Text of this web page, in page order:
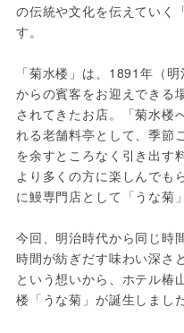
の伝統や文化を伝えていく
す。
「菊水楼」は、1891年（
からの賓客をお迎えできる
されてきたお店。「菊水楼
れる老舗料亭として、季節
を余すところなく引き出す
より多くの方に楽しんでも
に鰻専門店として「うな菊
今回、明治時代から同じ時
時間が紡ぎだす味わい深さ
という想いから、ホテル椿
楼「うな菊」が誕生しました